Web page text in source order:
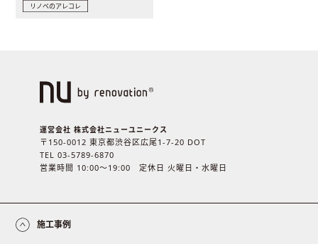
リノベのアレコレ
運営会社 株式会社ニューユニークス
〒150-0012 東京都渋谷区広尾1-7-20 DOT
TEL 03-5789-6870
営業時間 10:00〜19:00 定休日 火曜日・水曜日
施工事例